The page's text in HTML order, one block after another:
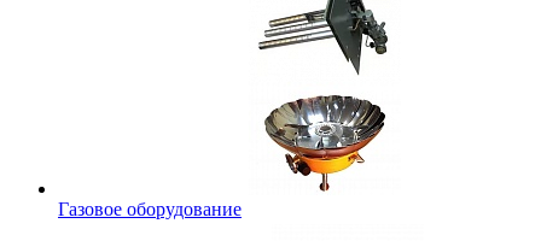
Газовое оборудование